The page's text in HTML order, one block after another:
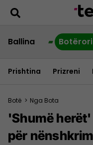
Ballina
Prishtina Prizreni
Botë > Nga Bota
'Shumë
për